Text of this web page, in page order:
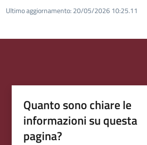
Ultimo aggiornamento: 20/05/2026 10:25.11
Quanto sono chiare le
informazioni su questa
pagina?